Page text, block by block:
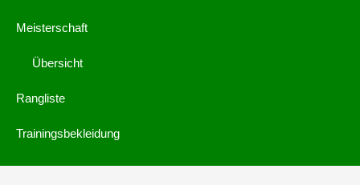
Meisterschaft
Übersicht
Rangliste
Trainingsbekleidung